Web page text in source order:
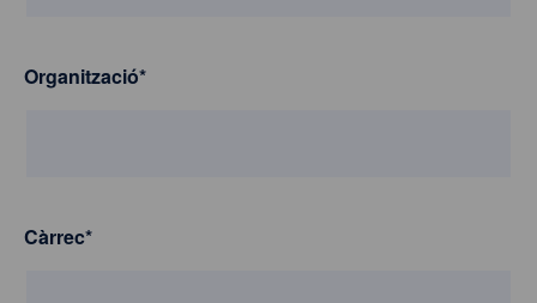
Organització*
Càrrec*